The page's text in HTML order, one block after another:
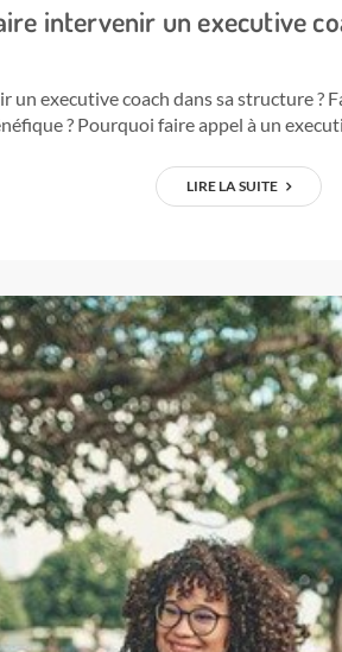
intervenir un executive
un executive coach dans sa structure ?
? Pourquoi faire appel à un
LIRE LA SUITE